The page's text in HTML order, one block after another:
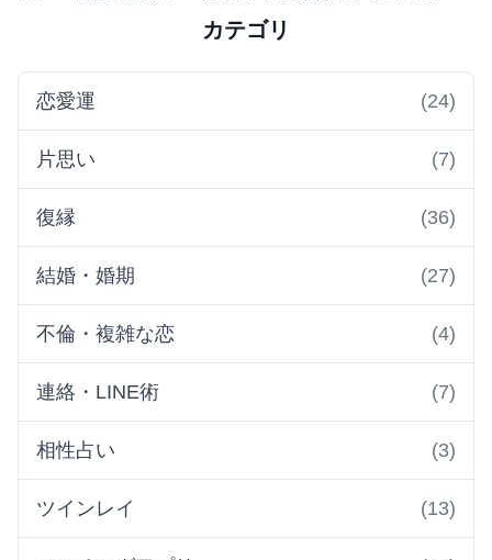
カテゴリ
恋愛運 (24)
片思い (7)
復縁 (36)
結婚・婚期 (27)
不倫・複雑な恋 (4)
連絡・LINE術 (7)
相性占い (3)
ツインレイ (13)